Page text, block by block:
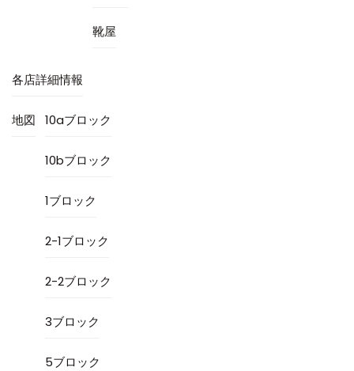
靴屋
各店詳細情報
地図 10aブロック
10bブロック
1ブロック
2-1ブロック
2-2ブロック
3ブロック
5ブロック